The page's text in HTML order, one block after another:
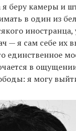
беру камеры и
в один из
иностранца,
— я сам себе их
единственное
в
я могу